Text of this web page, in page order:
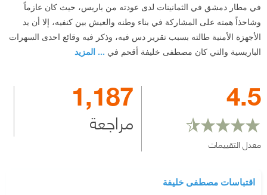
في مطار دمشق في الثمانينات لدى عودته من باريس، حيث كان عازماً
وشاحذاً همته على المشاركة في بناء وطنه والعيش بين كنفيه، إلا أن يد
الأجهزة الأمنية طالته بسبب تقرير دس فيه، وذكر فيه وقائع احدى السهرات
الباريسية والتي كان مصطفى خليفة أقحم في ... المزيد
4.5
معدل التقييمات
1,187
مراجعة
اقتباسات مصطفى خليفة